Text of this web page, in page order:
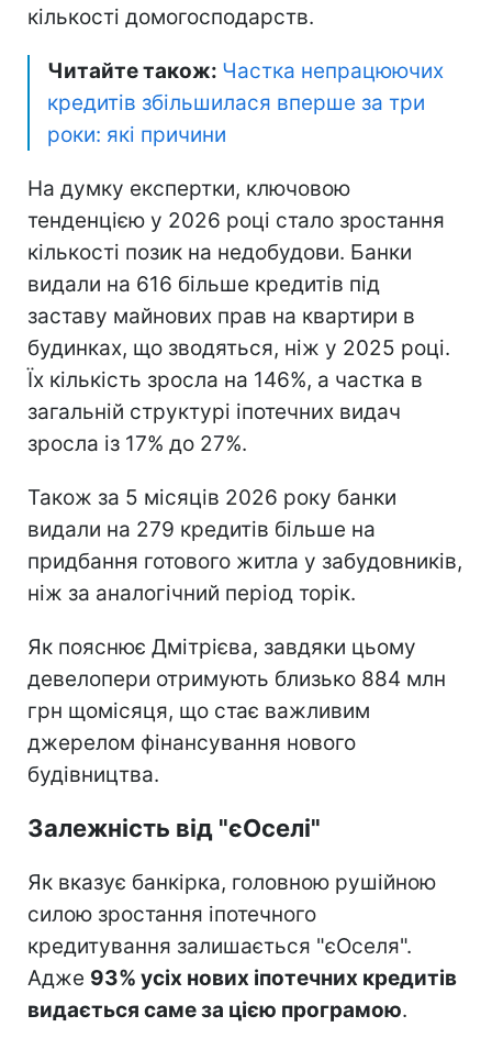
кількості домогосподарств.
Читайте також: Частка непрацюючих
кредитів збільшилася вперше за три
роки: які причини
На думку експертки, ключовою
тенденцією у 2026 році стало зростання
кількості позик на недобудови. Банки
видали на 616 більше кредитів під
заставу майнових прав на квартири в
будинках, що зводяться, ніж у 2025 році.
Їх кількість зросла на 146%, а частка в
загальній структурі іпотечних видач
зросла із 17% до 27%.
Також за 5 місяців 2026 року банки
видали на 279 кредитів більше на
придбання готового житла у забудовників,
ніж за аналогічний період торік.
Як пояснює Дмітрієва, завдяки цьому
девелопери отримують близько 884 млн
грн щомісяця, що стає важливим
джерелом фінансування нового
будівництва.
Залежність від "єОселі"
Як вказує банкірка, головною рушійною
силою зростання іпотечного
кредитування залишається "єОселя".
Адже 93% усіх нових іпотечних кредитів
видається саме за цією програмою.